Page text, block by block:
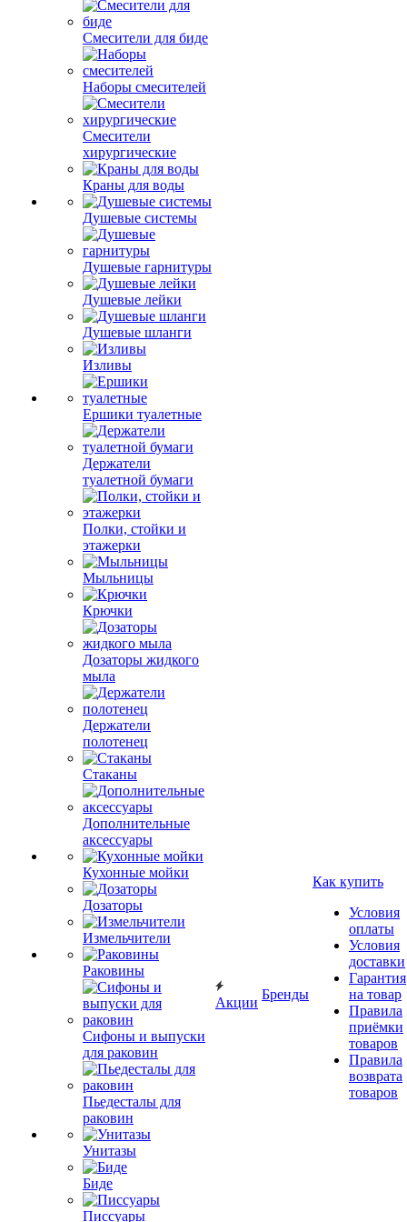
Смесители для биде
Наборы смесителей
Смесители
хирургические
Краны для воды
Душевые системы
Душевые гарнитуры
Душевые лейки
Душевые шланги
Изливы
Ершики туалетные
Держатели
туалетной бумаги
Полки, стойки и
этажерки
Мыльницы
Крючки
Дозаторы жидкого
мыла
Держатели
полотенец
Стаканы
Дополнительные
аксессуары
Кухонные мойки
Дозаторы
Измельчители
Раковины
Сифоны и выпуски
для раковин
Пьедесталы для
раковин
Унитазы
Биде
Писсуары
Акции
Бренды
Как купить
Условия
оплаты
Условия
доставки
Гарантия
на товар
Правила
приёмки
товаров
Правила
возврата
товаров